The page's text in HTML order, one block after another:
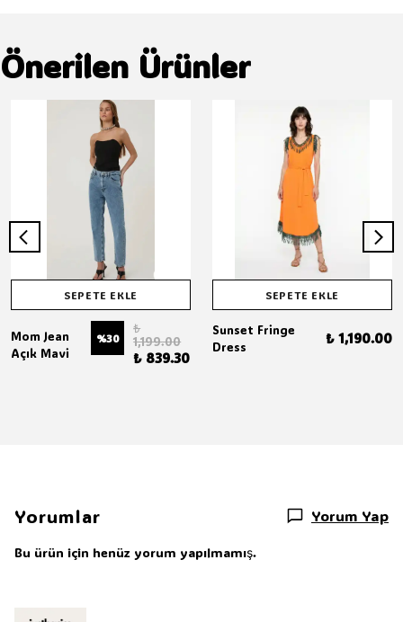
Önerilen Ürünler
SEPETE EKLE
Mom Jean
Açık Mavi
%30
₺
1,199.00
₺ 839.30
SEPETE EKLE
Sunset Fringe
Dress
₺ 1,190.00
Yorumlar Yorum Yap
Bu ürün için henüz yorum yapılmamış.